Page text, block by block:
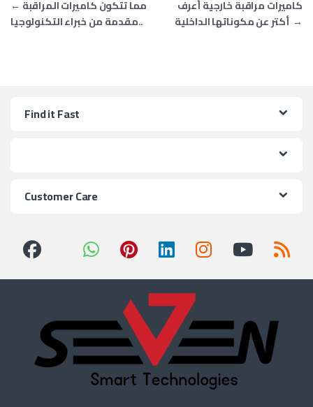
Post navigation
←
..مقدمة من خبراء التكنولوجيا
كاميرات مراقبة خارجية أعرف
→
Find it Fast
Customer Care